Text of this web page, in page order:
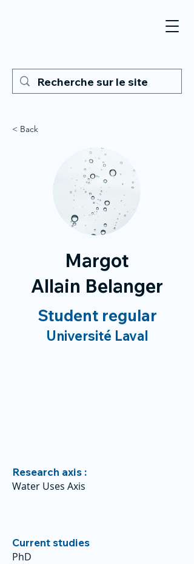
< Back
Margot
Allain Belanger
Student regular
Université Laval
Research axis :
Water Uses Axis
Current studies
PhD